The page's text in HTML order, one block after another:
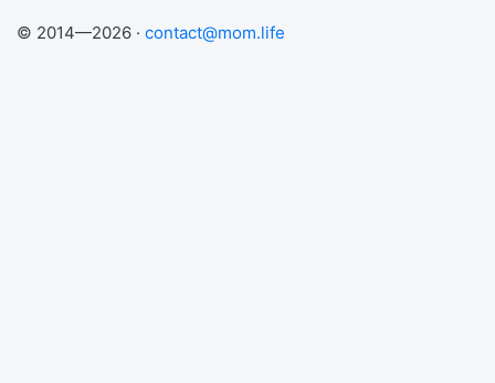
© 2014—2026 · contact@mom.life